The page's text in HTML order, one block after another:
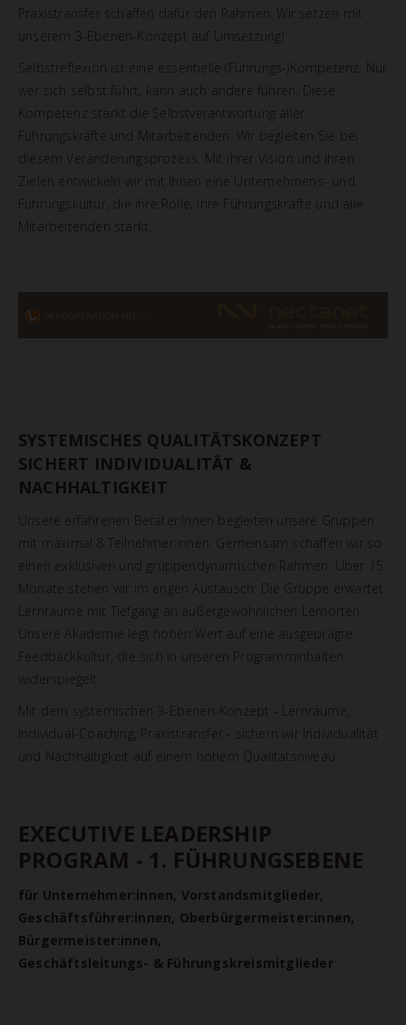
Praxistransfer schaffen dafür den Rahmen. Wir setzen mit
unserem 3-Ebenen-Konzept auf Umsetzung!
Selbstreflexion ist eine essentielle (Führungs-)Kompetenz. Nur
wer sich selbst führt, kann auch andere führen. Diese
Kompetenz stärkt die Selbstverantwortung aller
Führungskräfte und Mitarbeitenden. Wir begleiten Sie bei
diesem Veränderungsprozess. Mit ihrer Vision und ihren
Zielen entwickeln wir mit Ihnen eine Unternehmens- und
Führungskultur, die ihre Rolle, ihre Führungskräfte und alle
Mitarbeitenden stärkt.
SYSTEMISCHES QUALITÄTSKONZEPT
SICHERT INDIVIDUALITÄT &
NACHHALTIGKEIT
Unsere erfahrenen Berater:Innen begleiten unsere Gruppen
mit maximal 8 Teilnehmer:innen. Gemeinsam schaffen wir so
einen exklusiven und gruppendynamischen Rahmen. Über 15
Monate stehen wir im engen Austausch: Die Gruppe erwartet
Lernräume mit Tiefgang an außergewöhnlichen Lernorten.
Unsere Akademie legt hohen Wert auf eine ausgeprägte
Feedbackkultur, die sich in unseren Programminhalten
widerspiegelt.
Mit dem systemischen 3-Ebenen-Konzept - Lernräume,
Individual-Coaching, Praxistransfer - sichern wir Individualität
und Nachhaltigkeit auf einem hohem Qualitätsniveau.
EXECUTIVE LEADERSHIP
PROGRAM - 1. FÜHRUNGSEBENE
für Unternehmer:innen, Vorstandsmitglieder,
Geschäftsführer:innen, Oberbürgermeister:innen,
Bürgermeister:innen,
Geschäftsleitungs- & Führungskreismitglieder